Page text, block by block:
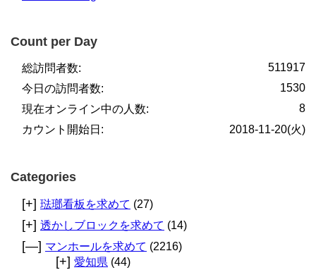
Count per Day
511917
総訪問者数:
1530
今日の訪問者数:
8
現在オンライン中の人数:
2018-11-20(火)
カウント開始日:
Categories
[+] 琺瑯看板を求めて (27)
[+] 透かしブロックを求めて (14)
[—] マンホールを求めて (2216)
[+] 愛知県 (44)